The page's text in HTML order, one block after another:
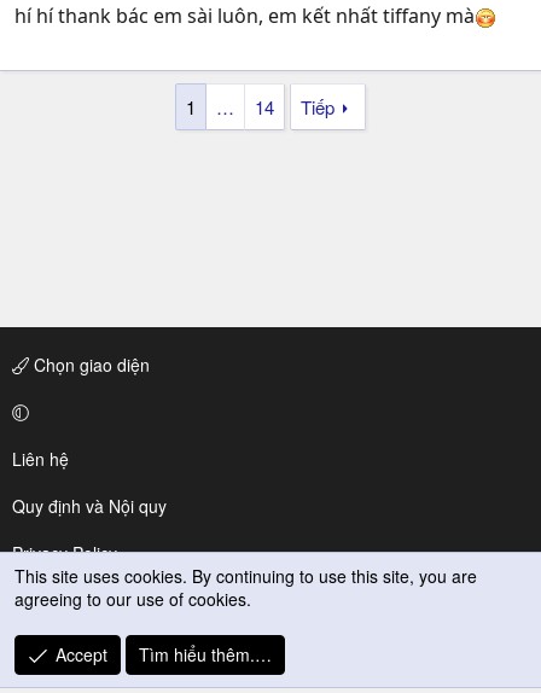
hí hí thank bác em sài luôn, em kết nhất tiffany mà
1 … 14 Tiếp
Chọn giao diện
Liên hệ
Quy định và Nội quy
Privacy Policy
Trợ giúp
R
S
This site uses cookies. By continuing to use this site, you are
agreeing to our use of cookies.
Accept Tìm hiểu thêm.…